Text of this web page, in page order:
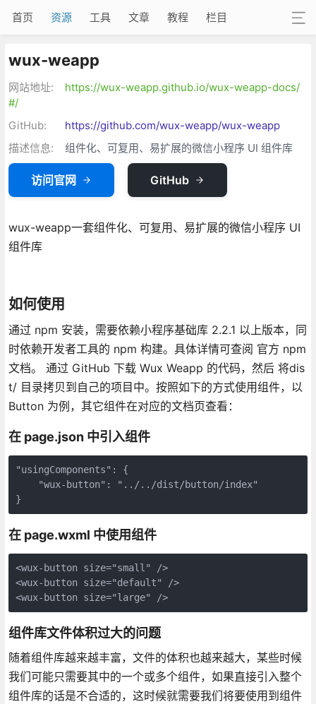
首页 资源 工具 文章 教程 栏目
wux-weapp
网站地址:
https://wux-weapp.github.io/wux-weapp-docs/
#/
GitHub:
https://github.com/wux-weapp/wux-weapp
描述信息:
组件化、可复用、易扩展的微信小程序 UI 组件库
访问官网 GitHub
wux-weapp一套组件化、可复用、易扩展的微信小程序 UI
组件库
如何使用
通过 npm 安装，需要依赖小程序基础库 2.2.1 以上版本，同
时依赖开发者工具的 npm 构建。具体详情可查阅 官方 npm
文档。 通过 GitHub 下载 Wux Weapp 的代码，然后 将dis
t/ 目录拷贝到自己的项目中。按照如下的方式使用组件，以
Button 为例，其它组件在对应的文档页查看：
在 page.json 中引入组件
"usingComponents": {
    "wux-button": "../../dist/button/index"
}
在 page.wxml 中使用组件
<wux-button size="small" />
<wux-button size="default" />
<wux-button size="large" />
组件库文件体积过大的问题
随着组件库越来越丰富，文件的体积也越来越大，某些时候
我们可能只需要其中的一个或多个组件，如果直接引入整个
组件库的话是不合适的，这时候就需要我们将要使用到组件